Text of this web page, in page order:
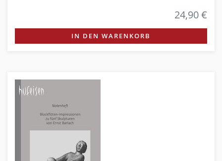
24,90 €
IN DEN WARENKORB